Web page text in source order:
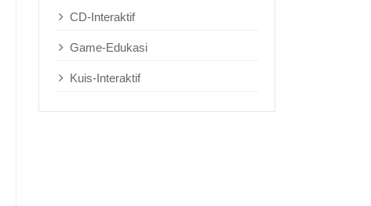
CD-Interaktif
Game-Edukasi
Kuis-Interaktif